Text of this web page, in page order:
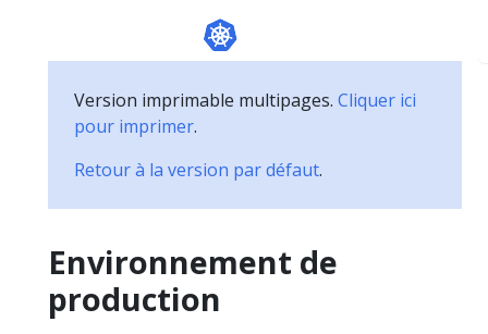
Version imprimable multipages. Cliquer ici
pour imprimer.
Retour à la version par défaut.
Environnement de
production